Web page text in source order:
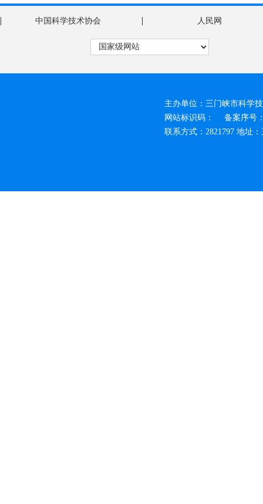
| 中国科学技术协会 | 人民网
主办单位：三门峡市科学
网站标识码： 备案序号
联系方式：2821797 地址